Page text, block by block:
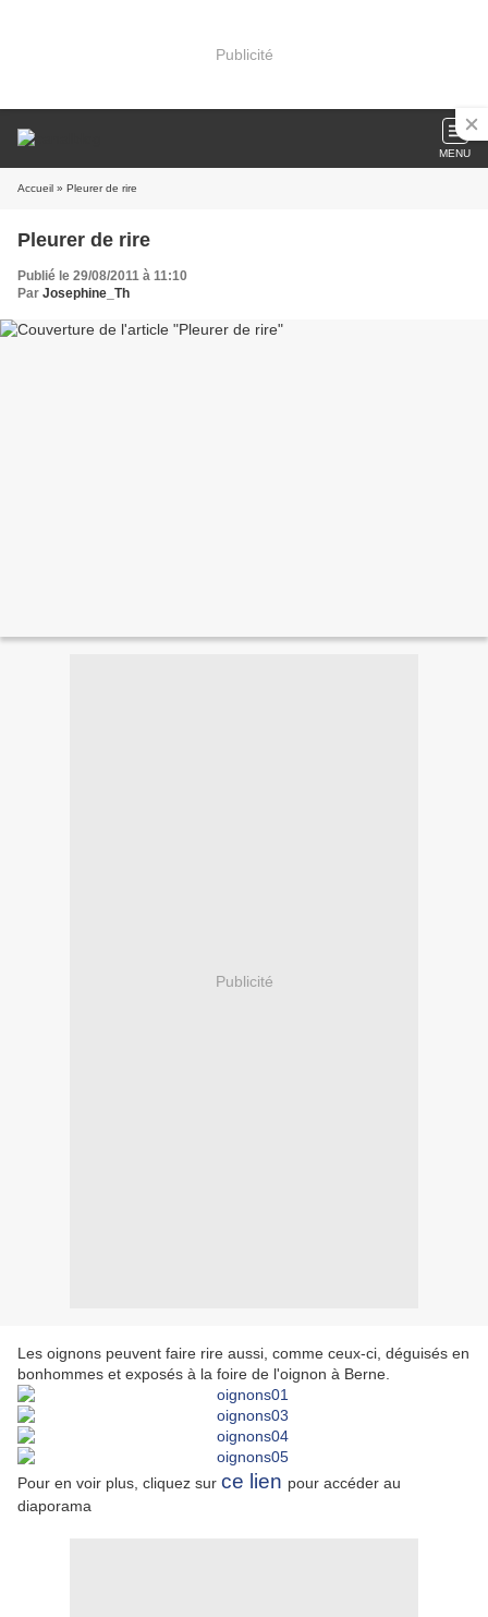
Publicité
MENU
Accueil » Pleurer de rire
Pleurer de rire
Publié le 29/08/2011 à 11:10
Par Josephine_Th
Publicité
Les oignons peuvent faire rire aussi, comme ceux-ci, déguisés en
bonhommes et exposés à la foire de l'oignon à Berne.
Pour en voir plus, cliquez sur ce lien pour accéder au
diaporama